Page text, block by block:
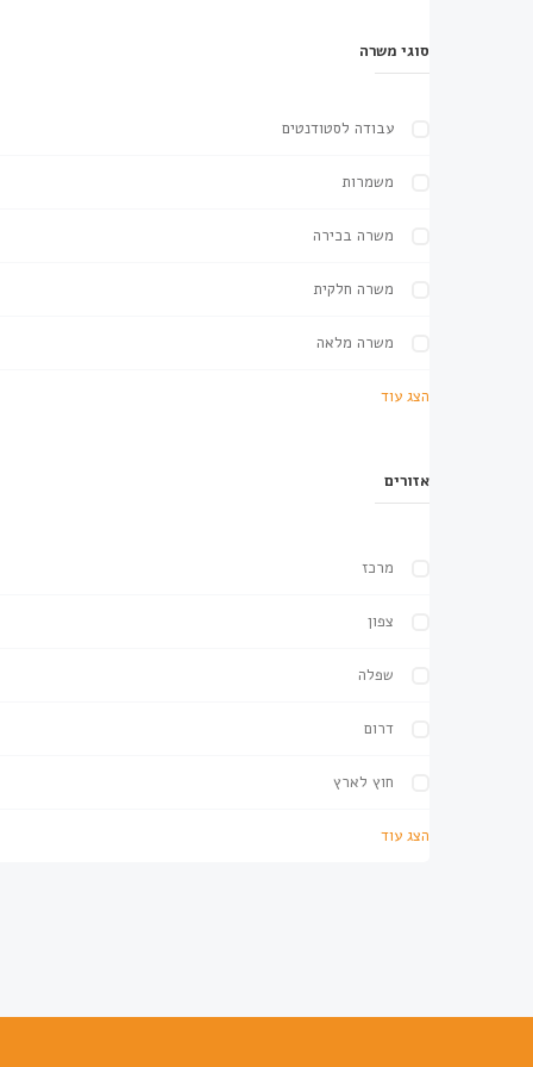
סוגי משרה
עבודה לסטודנטים
משמרות
משרה בכירה
משרה חלקית
משרה מלאה
הצג עוד
אזורים
מרכז
צפון
שפלה
דרום
חוץ לארץ
הצג עוד